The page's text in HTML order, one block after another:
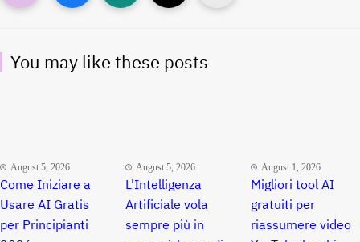
You may like these posts
August 5, 2026
Come Iniziare a
Usare AI Gratis
per Principianti
August 5, 2026
L'Intelligenza
Artificiale vola
sempre più in
August 1, 2026
Migliori tool AI
gratuiti per
riassumere video